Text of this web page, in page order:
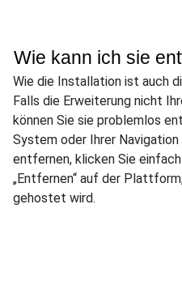
Wie kann ich sie
Wie die Installation ist auch
Falls die Erweiterung nicht
können Sie sie problemlos
System oder Ihrer
entfernen, klicken Sie
„Entfernen“ auf der
gehostet wird.